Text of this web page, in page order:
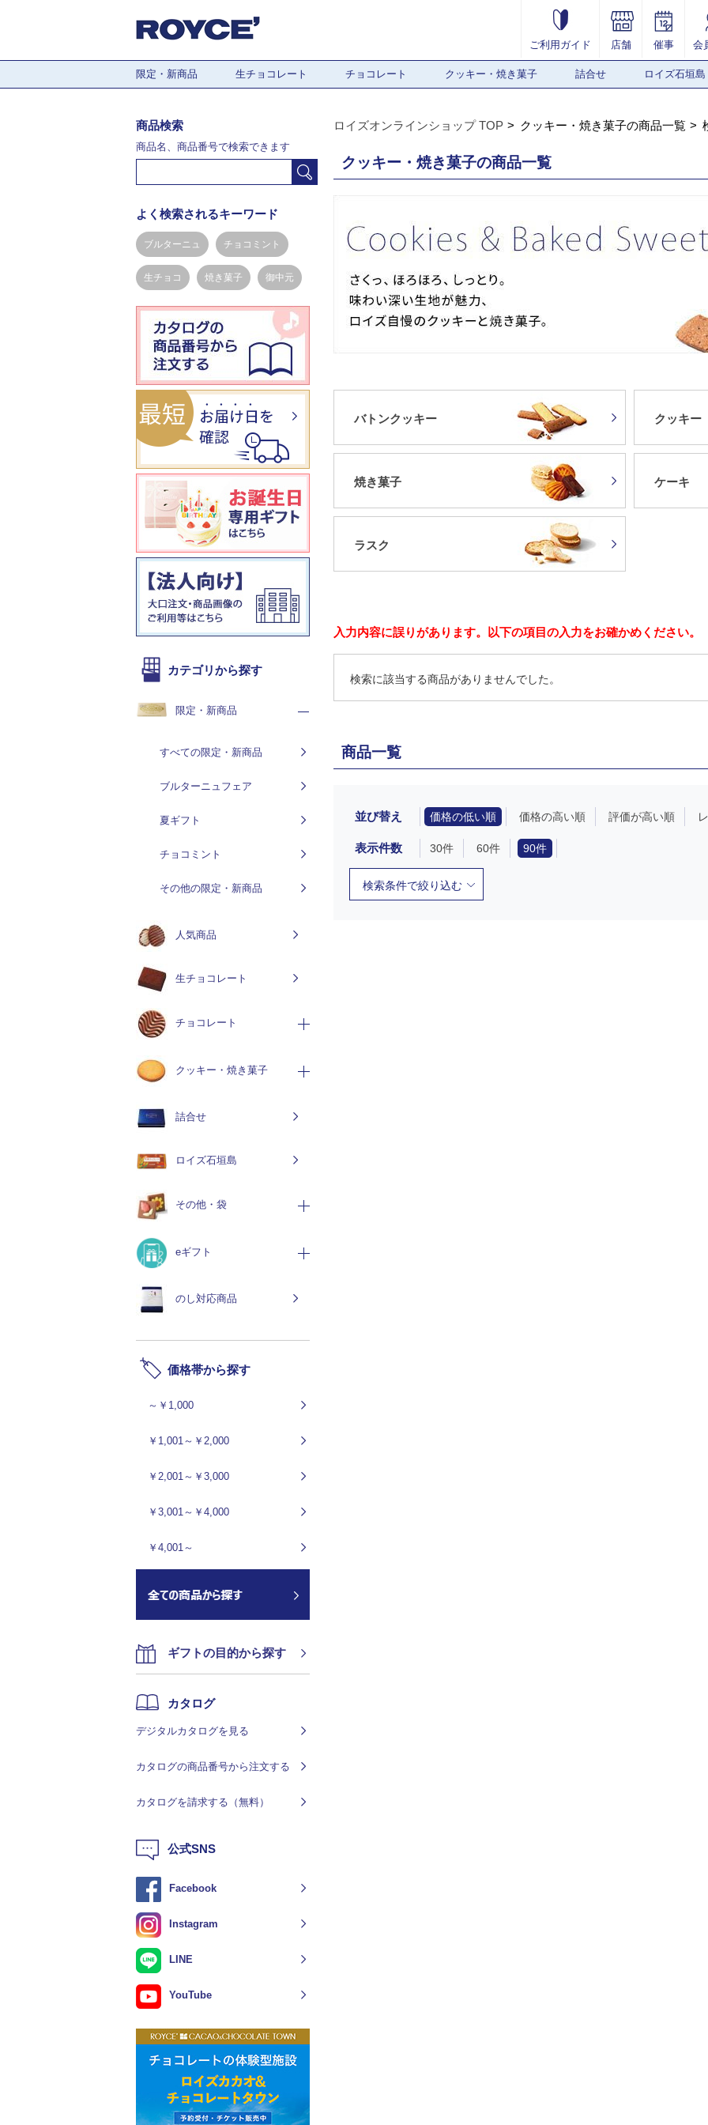
ご利用ガイド 店舗 催事 会
限定・新商品 生チョコレート チョコレート クッキー・焼き菓子 詰合せ ロイズ石垣島
ロイズオンラインショップ TOP クッキー・焼き菓子の商品一覧
クッキー・焼き菓子の商品一覧
バトンクッキー クッキー
焼き菓子 ケーキ
ラスク
入力内容に誤りがあります。以下の項目の入力をお確かめください。
検索に該当する商品がありませんでした。
商品一覧
並び替え 価格の低い順 価格の高い順 評価が高い順
表示件数 30件 60件 90件
検索条件で絞り込む
商品検索
商品名、商品番号で検索できます
よく検索されるキーワード
ブルターニュ チョコミント
生チョコ 焼き菓子 御中元
カテゴリから探す
限定・新商品
すべての限定・新商品
ブルターニュフェア
夏ギフト
チョコミント
その他の限定・新商品
人気商品
生チョコレート
チョコレート
クッキー・焼き菓子
詰合せ
ロイズ石垣島
その他・袋
eギフト
のし対応商品
価格帯から探す
～￥1,000
￥1,001～￥2,000
￥2,001～￥3,000
￥3,001～￥4,000
￥4,001～
ギフトの目的から探す
カタログ
デジタルカタログを見る
カタログの商品番号から注文する
カタログを請求する（無料）
公式SNS
Facebook
Instagram
LINE
YouTube